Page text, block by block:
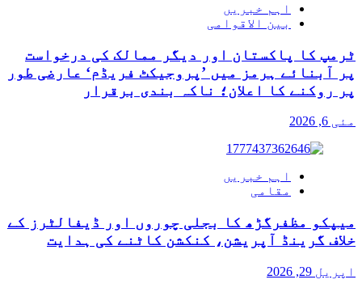
اہم خبریں
بین الاقوامی
ٹرمپ کا پاکستان اور دیگر ممالک کی درخواست
پر آبنائے ہرمز میں ’پروجیکٹ فریڈم‘ عارضی طور
پر روکنے کا اعلان؛ ناکہ بندی برقرار
مئی 6, 2026
اہم خبریں
مقامی
میپکو مظفرگڑھ کا بجلی چوروں اور ڈیفالٹرز کے
خلاف گرینڈ آپریشن، کنکشن کاٹنے کی ہدایت
اپریل 29, 2026